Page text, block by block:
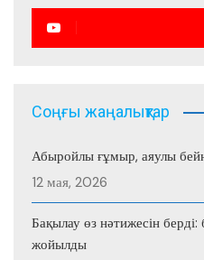
Соңғы жаңалықтар
Абыройлы ғұмыр, аяулы
12 мая, 2026
Бақылау өз нәтижесін
жойылды